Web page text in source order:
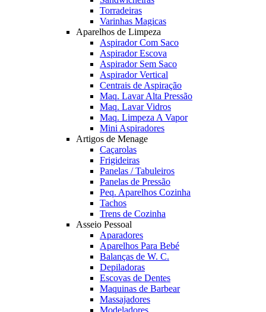
Torradeiras
Varinhas Magicas
Aparelhos de Limpeza
Aspirador Com Saco
Aspirador Escova
Aspirador Sem Saco
Aspirador Vertical
Centrais de Aspiração
Maq. Lavar Alta Pressão
Maq. Lavar Vidros
Maq. Limpeza A Vapor
Mini Aspiradores
Artigos de Menage
Caçarolas
Frigideiras
Panelas / Tabuleiros
Panelas de Pressão
Peq. Aparelhos Cozinha
Tachos
Trens de Cozinha
Asseio Pessoal
Aparadores
Aparelhos Para Bebé
Balanças de W. C.
Depiladoras
Escovas de Dentes
Maquinas de Barbear
Massajadores
Modeladores